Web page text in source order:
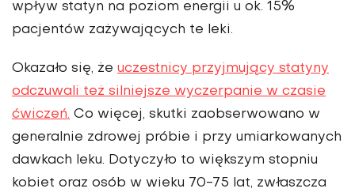
wpływ statyn na poziom energii u ok. 15%
pacjentów zażywających te leki.
Okazało się, że uczestnicy przyjmujący statyny
odczuwali też silniejsze wyczerpanie w czasie
ćwiczeń. Co więcej, skutki zaobserwowano w
generalnie zdrowej próbie i przy umiarkowanych
dawkach leku. Dotyczyło to większym stopniu
kobiet oraz osób w wieku 70-75 lat, zwłaszcza